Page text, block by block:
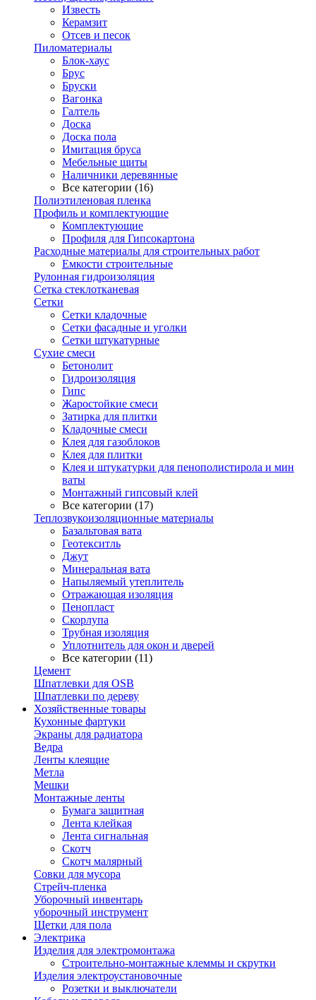
Известь
Керамзит
Отсев и песок
Пиломатериалы
Блок-хаус
Брус
Бруски
Вагонка
Галтель
Доска
Доска пола
Имитация бруса
Мебельные щиты
Наличники деревянные
Все категории (16)
Полиэтиленовая пленка
Профиль и комплектующие
Комплектующие
Профиля для Гипсокартона
Расходные материалы для строительных работ
Емкости строительные
Рулонная гидроизоляция
Сетка стеклотканевая
Сетки
Сетки кладочные
Сетки фасадные и уголки
Сетки штукатурные
Сухие смеси
Бетонолит
Гидроизоляция
Гипс
Жаростойкие смеси
Затирка для плитки
Кладочные смеси
Клея для газоблоков
Клея для плитки
Клея и штукатурки для пенополистирола и мин
ваты
Монтажный гипсовый клей
Все категории (17)
Теплозвукоизоляционные материалы
Базальтовая вата
Геотекситль
Джут
Минеральная вата
Напыляемый утеплитель
Отражающая изоляция
Пенопласт
Скорлупа
Трубная изоляция
Уплотнитель для окон и дверей
Все категории (11)
Цемент
Шпатлевки для OSB
Шпатлевки по дереву
Хозяйственные товары
Кухонные фартуки
Экраны для радиатора
Ведра
Ленты клеящие
Метла
Мешки
Монтажные ленты
Бумага защитная
Лента клейкая
Лента сигнальная
Скотч
Скотч малярный
Совки для мусора
Стрейч-пленка
Уборочный инвентарь
уборочный инструмент
Щетки для пола
Электрика
Изделия для электромонтажа
Строительно-монтажные клеммы и скрутки
Изделия электроустановочные
Розетки и выключатели